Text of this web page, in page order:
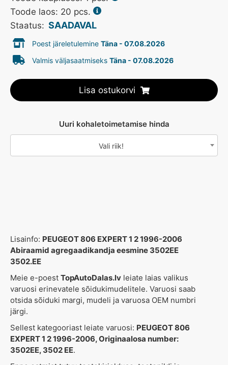
Toode laos: 20 pcs.
Staatus: SAADAVAL
Poest järeletulemine Täna - 07.08.2026
Valmis väljasaatmiseks Täna - 07.08.2026
Lisa ostukorvi
Uuri kohaletoimetamise hinda
Vali riik!
Lisainfo: PEUGEOT 806 EXPERT 1 2 1996-2006
Abiraamid agregaadikandja eesmine 3502EE
3502.EE
Meie e-poest TopAutoDalas.lv leiate laias valikus
varuosi erinevatele sõidukimudelitele. Varuosi saab
otsida sõiduki margi, mudeli ja varuosa OEM numbri
järgi.
Sellest kategooriast leiate varuosi: PEUGEOT 806
EXPERT 1 2 1996-2006, Originaalosa number:
3502EE, 3502 EE.